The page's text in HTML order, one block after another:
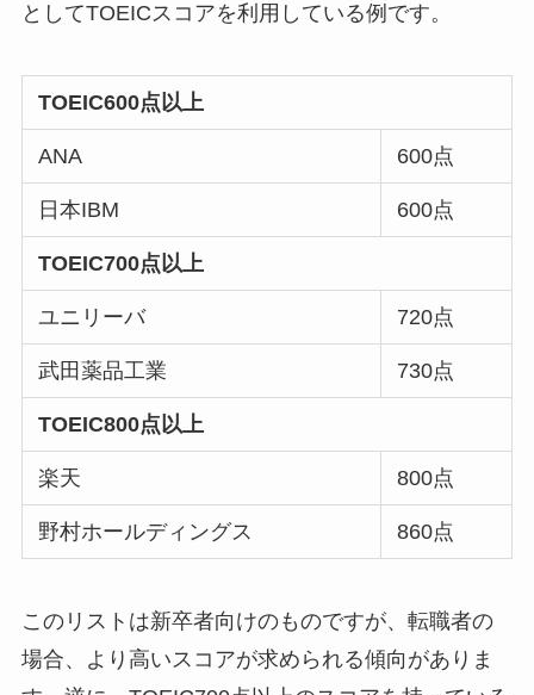
としてTOEICスコアを利用している例です。
TOEIC600点以上
ANA 600点
日本IBM 600点
TOEIC700点以上
ユニリーバ 720点
武田薬品工業 730点
TOEIC800点以上
楽天 800点
野村ホールディングス 860点
このリストは新卒者向けのものですが、転職者の
場合、より高いスコアが求められる傾向がありま